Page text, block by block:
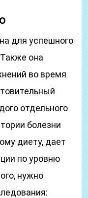
для успешного
она
во время
отдельного
болезни
диету, дает
по уровню
нужно